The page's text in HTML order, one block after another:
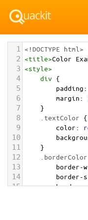
1 <!DOCTYPE html>
2 <title>Color
3 <style>
4 div {
5 padding:
6 margin:
7 }
8 .textColor {
9 color:
10
11 }
12 .borderColor
13 border-
14 border-
15 border-